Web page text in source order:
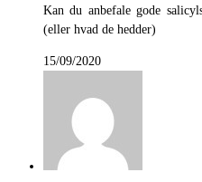
Kan du anbefale gode
(eller hvad de hedder)
15/09/2020